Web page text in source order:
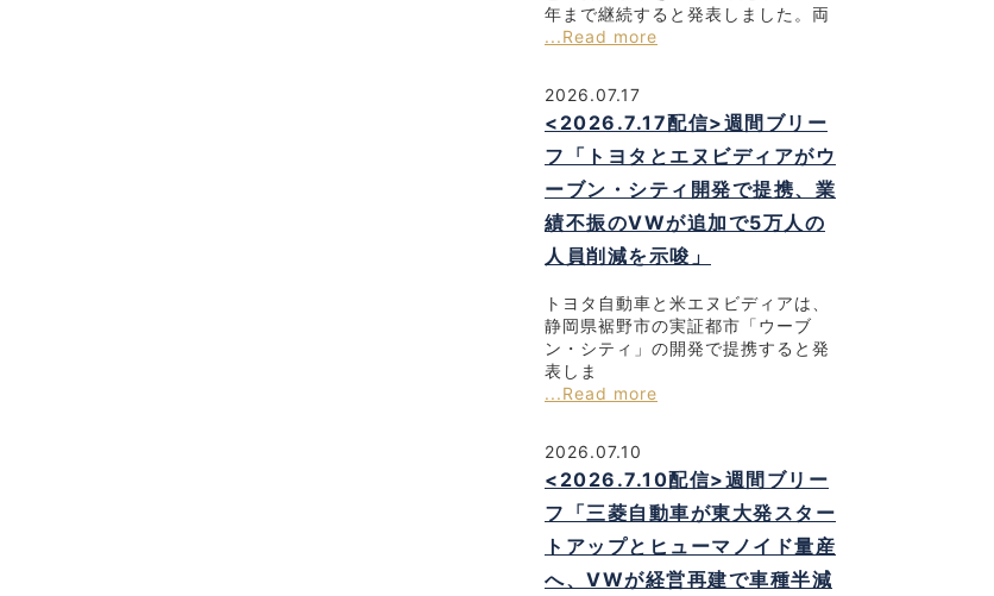
年まで継続すると発表しました。両
...Read more
2026.07.17
<2026.7.17配信>週間ブリー
フ「トヨタとエヌビディアがウ
ーブン・シティ開発で提携、業
績不振のVWが追加で5万人の
人員削減を示唆」
トヨタ自動車と米エヌビディアは、
静岡県裾野市の実証都市「ウーブ
ン・シティ」の開発で提携すると発
表しま
...Read more
2026.07.10
<2026.7.10配信>週間ブリー
フ「三菱自動車が東大発スター
トアップとヒューマノイド量産
へ、VWが経営再建で車種半減